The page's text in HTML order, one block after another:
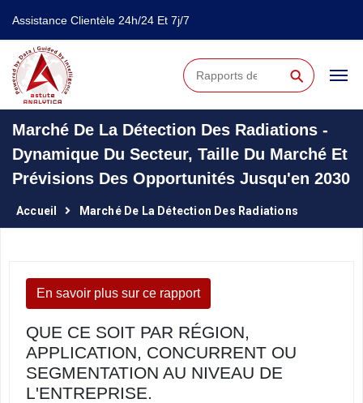
Assistance Clientèle 24h/24 Et 7j/7
⚲
Marché De La Détection Des Radiations -
Dynamique Du Secteur, Taille Du Marché Et
Prévisions Des Opportunités Jusqu'en 2030
Accueil Marché De La Détection Des Radiations
En savoir plus sur ce rapport
QUE CE SOIT PAR RÉGION,
APPLICATION, CONCURRENT OU
SEGMENTATION AU NIVEAU DE
L'ENTREPRISE.